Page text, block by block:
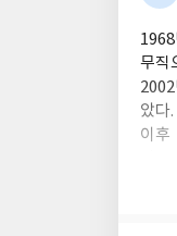
무직
았다.
이후
무